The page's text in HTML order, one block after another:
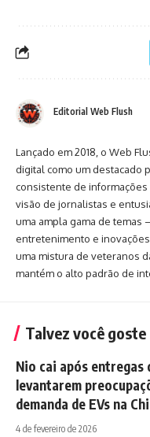
Editorial Web Flush
Lançado em 2018, o Web
digital como um destacado
consistente de
visão de jornalistas e
uma ampla gama de temas
entretenimento e
uma mistura de veteranos
mantém o alto padrão de
Talvez você goste
Nio cai após entregas
levantarem
demanda de EVs na
4 de fevereiro de 2026